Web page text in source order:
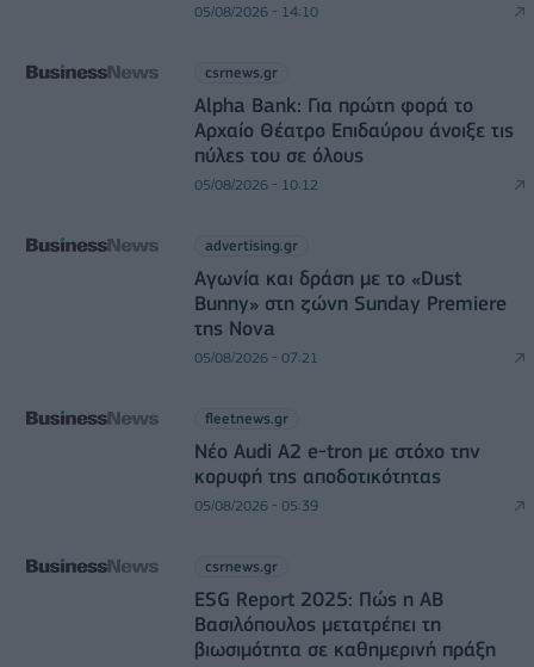
05/08/2026 - 14:10
csrnews.gr
Alpha Bank: Για πρώτη φορά το
Αρχαίο Θέατρο Επιδαύρου άνοιξε τις
πύλες του σε όλους
05/08/2026 - 10:12
advertising.gr
Αγωνία και δράση με το «Dust
Bunny» στη ζώνη Sunday Premiere
της Nova
05/08/2026 - 07:21
fleetnews.gr
Νέο Audi A2 e-tron με στόχο την
κορυφή της αποδοτικότητας
05/08/2026 - 05:39
csrnews.gr
ESG Report 2025: Πώς η ΑΒ
Βασιλόπουλος μετατρέπει τη
βιωσιμότητα σε καθημερινή πράξη